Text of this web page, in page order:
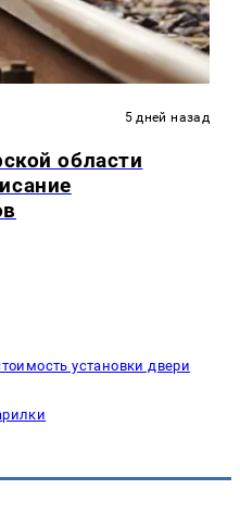
5 дней назад
области
установки двери